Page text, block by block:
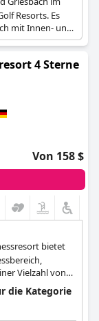
Resorts. Es
mit Innen- und
Hotel bietet auch
Gäste, die
in luxuriöser
4 Sterne
Von 158 $
bietet
Vielzahl von
bieten, der auf
die Kategorie